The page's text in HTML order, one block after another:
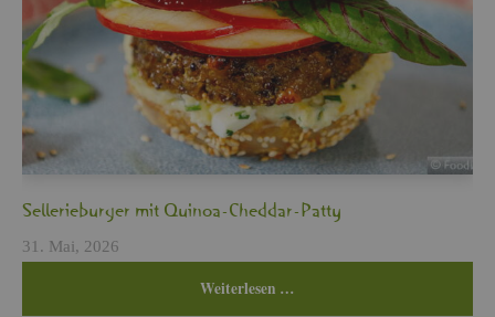
Sel­le­rie­bur­ger mit Qui­noa-Ched­dar-Patty
31. Mai, 2026
Wei­ter­le­sen …